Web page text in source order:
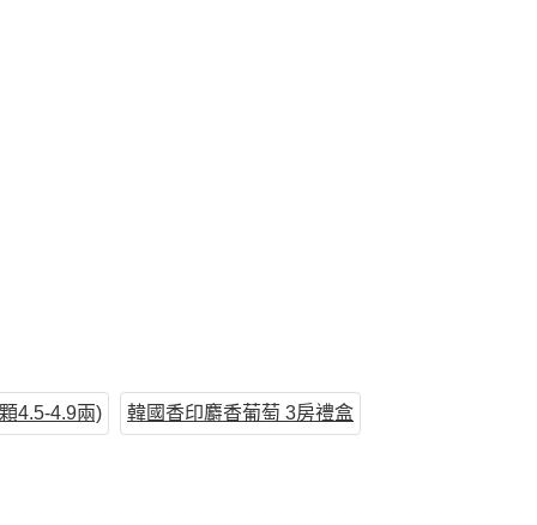
4.5-4.9兩) 韓國香印麝香葡萄 3房禮盒